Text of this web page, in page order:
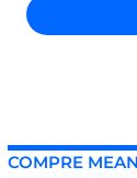
COMPRE